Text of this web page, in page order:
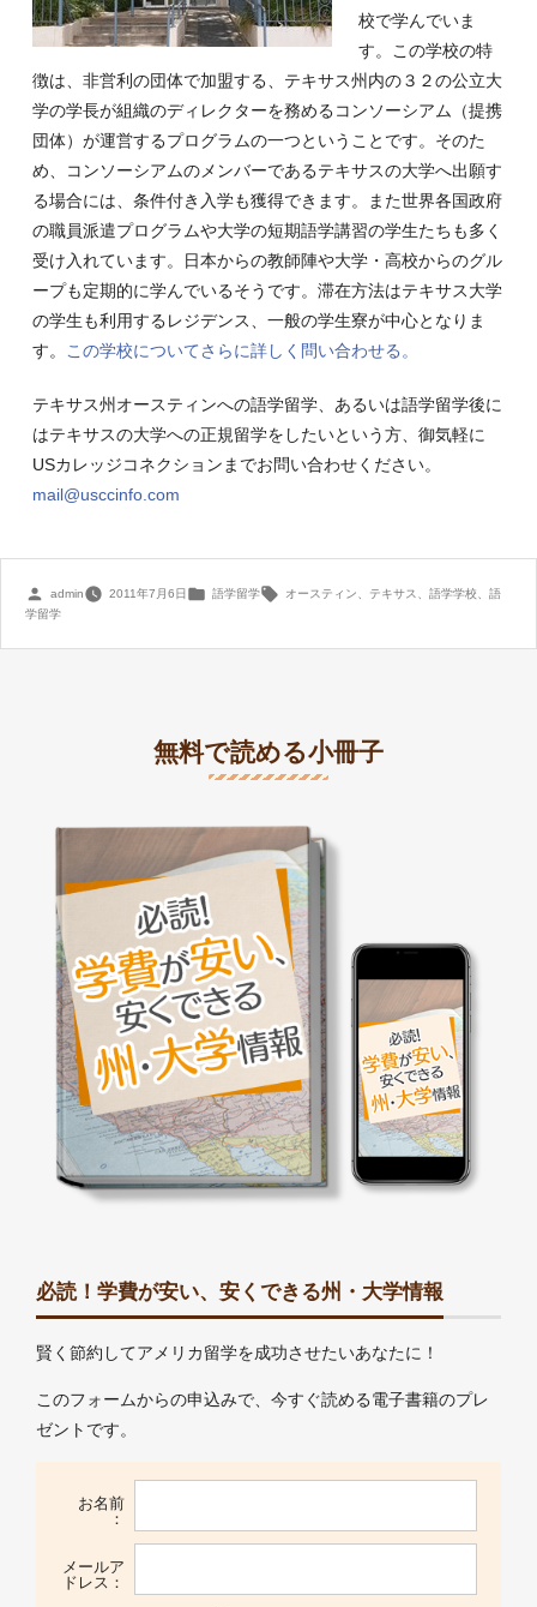
校で学んでいま
す。この学校の特
徴は、非営利の団体で加盟する、テキサス州内の３２の公立大
学の学長が組織のディレクターを務めるコンソーシアム（提携
団体）が運営するプログラムの一つということです。そのた
め、コンソーシアムのメンバーであるテキサスの大学へ出願す
る場合には、条件付き入学も獲得できます。また世界各国政府
の職員派遣プログラムや大学の短期語学講習の学生たちも多く
受け入れています。日本からの教師陣や大学・高校からのグル
ープも定期的に学んでいるそうです。滞在方法はテキサス大学
の学生も利用するレジデンス、一般の学生寮が中心となりま
す。
この学校についてさらに詳しく問い合わせる。
テキサス州オースティンへの語学留学、あるいは語学留学後に
はテキサスの大学への正規留学をしたいという方、御気軽に
USカレッジコネクションまでお問い合わせください。
mail@usccinfo.com
投
稿
admin 2011年7月6日
カ
語学留学
タ
オースティン テキサス 語学学校
語
学留学
無料で読める小冊子
必読！学費が安い、安くできる州・大学情報
賢く節約してアメリカ留学を成功させたいあなたに！
このフォームからの申込みで、今すぐ読める電子書籍のプレ
ゼントです。
お名前
：
メールア
ドレス：